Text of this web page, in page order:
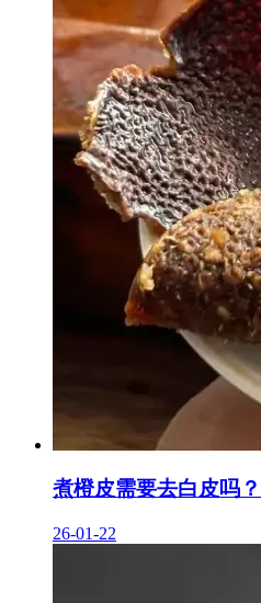
煮橙皮需要去白皮吗
26-01-22